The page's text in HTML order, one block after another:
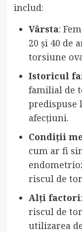
includ:
Vârsta:
20 și 40 de
torsiune
Istoricul
familial de
predispuse
afecțiuni.
Condiții
cum ar fi
riscul de
Alți factori
riscul de
utilizarea